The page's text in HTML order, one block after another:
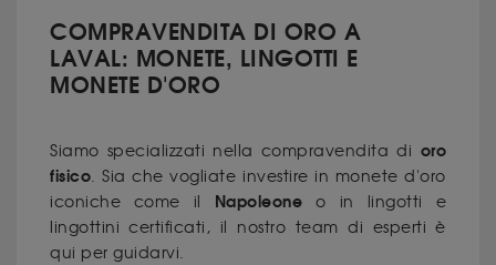
COMPRAVENDITA DI ORO A
LAVAL: MONETE, LINGOTTI E
MONETE D'ORO
Siamo specializzati nella compravendita di oro
fisico. Sia che vogliate investire in monete d'oro
iconiche come il
Napoleone o in lingotti e
lingottini certificati, il nostro team di esperti è
qui per guidarvi.